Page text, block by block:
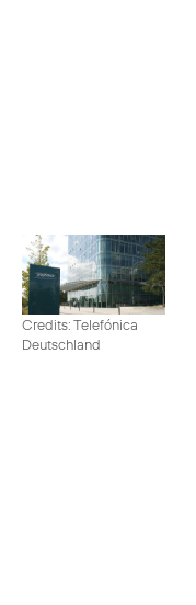
Credits: Telefónica
Deutschland